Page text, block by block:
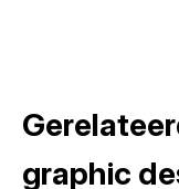
graphic